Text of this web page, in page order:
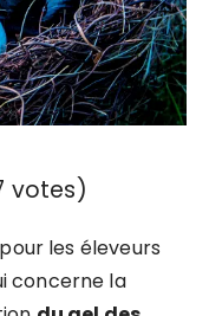
votes)
les éleveurs
concerne la